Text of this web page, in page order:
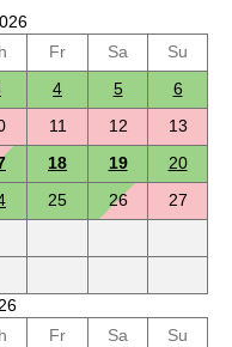
Fr Sa
Su
4 5
6
11 12
13
18 19
20
25 26
27
Fr Sa
Su